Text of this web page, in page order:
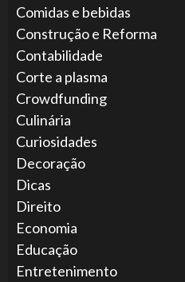
Comidas e bebidas
Construção e Reforma
Contabilidade
Corte a plasma
Crowdfunding
Culinária
Curiosidades
Decoração
Dicas
Direito
Economia
Educação
Entretenimento